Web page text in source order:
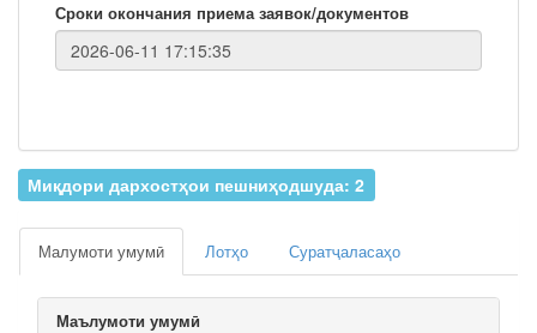
Сроки окончания приема заявок/документов
Миқдори дархостҳои пешниҳодшуда: 2
Малумоти умумӣ Лотҳо Суратҷаласаҳо
Маълумоти умумӣ